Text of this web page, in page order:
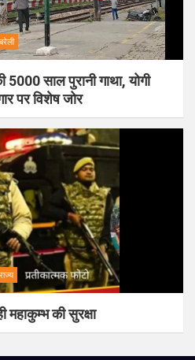
बरेली
साल पुरानी गाथा, योगी
पर विशेष जोर
राज्य
महाकुम्भ की सुरक्षा